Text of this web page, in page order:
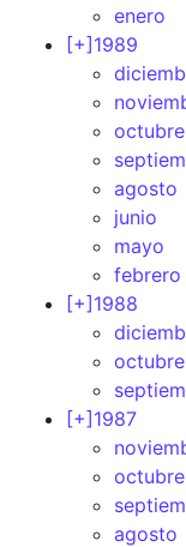
enero
[+] 1989
octubre
agosto
junio
mayo
febrero
[+] 1988
octubre
[+] 1987
octubre
agosto